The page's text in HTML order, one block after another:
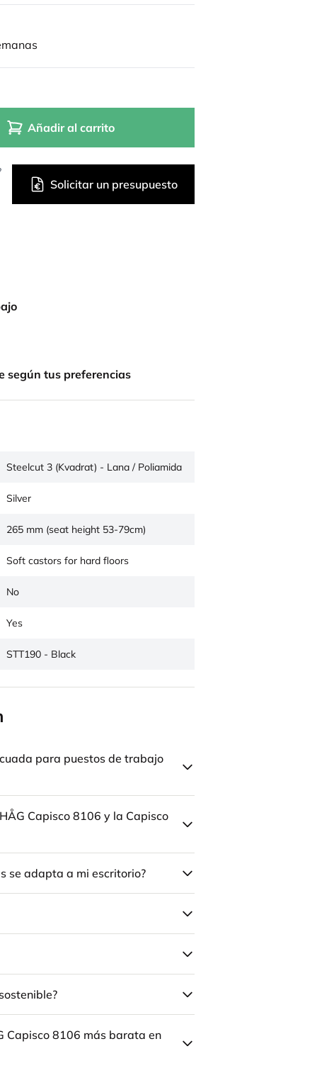
Añadir al carrito
Solicitar un presupuesto
según tus preferencias
Steelcut 3 (Kvadrat) - Lana / Poliamida
Silver
265 mm (seat height 53-79cm)
Soft castors for hard floors
No
Yes
STT190 - Black
para puestos de trabajo
Capisco 8106 y la Capisco
se adapta a mi escritorio?
Capisco 8106 más barata en